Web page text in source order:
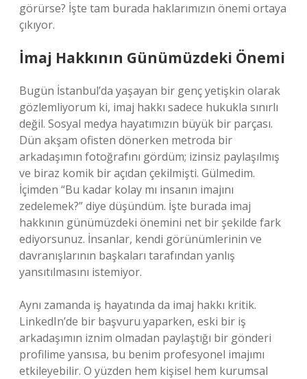
görürse? İşte tam burada haklarımızın önemi ortaya
çıkıyor.
İmaj Hakkının Günümüzdeki Önemi
Bugün İstanbul’da yaşayan bir genç yetişkin olarak
gözlemliyorum ki, imaj hakkı sadece hukukla sınırlı
değil. Sosyal medya hayatımızın büyük bir parçası.
Dün akşam ofisten dönerken metroda bir
arkadaşımın fotoğrafını gördüm; izinsiz paylaşılmış
ve biraz komik bir açıdan çekilmişti. Gülmedim.
İçimden “Bu kadar kolay mı insanın imajını
zedelemek?” diye düşündüm. İşte burada imaj
hakkının günümüzdeki önemini net bir şekilde fark
ediyorsunuz. İnsanlar, kendi görünümlerinin ve
davranışlarının başkaları tarafından yanlış
yansıtılmasını istemiyor.
Aynı zamanda iş hayatında da imaj hakkı kritik.
LinkedIn’de bir başvuru yaparken, eski bir iş
arkadaşımın iznim olmadan paylaştığı bir gönderi
profilime yansısa, bu benim profesyonel imajımı
etkileyebilir. O yüzden hem kişisel hem kurumsal